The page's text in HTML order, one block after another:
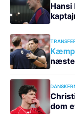
Hansi
dom